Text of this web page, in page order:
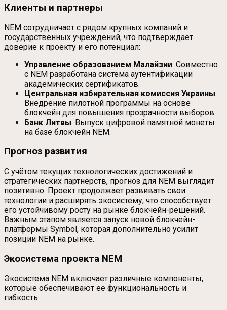
Клиенты и партнеры
NEM сотрудничает с рядом крупных компаний и
государственных учреждений, что подтверждает
доверие к проекту и его потенциал:
Управление образованием Малайзии: Совместно
с NEM разработана система аутентификации
академических сертификатов.
Центральная избирательная комиссия Украины:
Внедрение пилотной программы на основе
блокчейн для повышения прозрачности выборов.
Банк Литвы: Выпуск цифровой памятной монеты
на базе блокчейн NEM.
Прогноз развития
С учётом текущих технологических достижений и
стратегических партнерств, прогноз для NEM выглядит
позитивно. Проект продолжает развивать свои
технологии и расширять экосистему, что способствует
его устойчивому росту на рынке блокчейн-решений.
Важным этапом является запуск новой блокчейн-
платформы Symbol, которая дополнительно усилит
позиции NEM на рынке.
Экосистема проекта NEM
Экосистема NEM включает различные компоненты,
которые обеспечивают её функциональность и
гибкость: